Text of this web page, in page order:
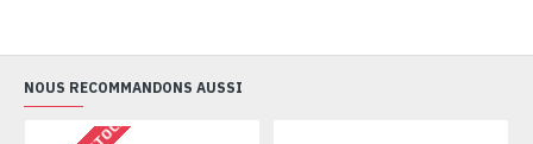
NOUS RECOMMANDONS AUSSI